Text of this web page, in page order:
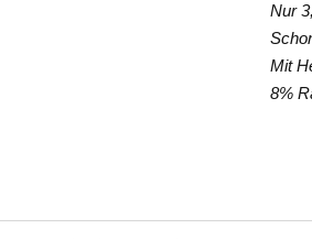
Nur
Mit
8%